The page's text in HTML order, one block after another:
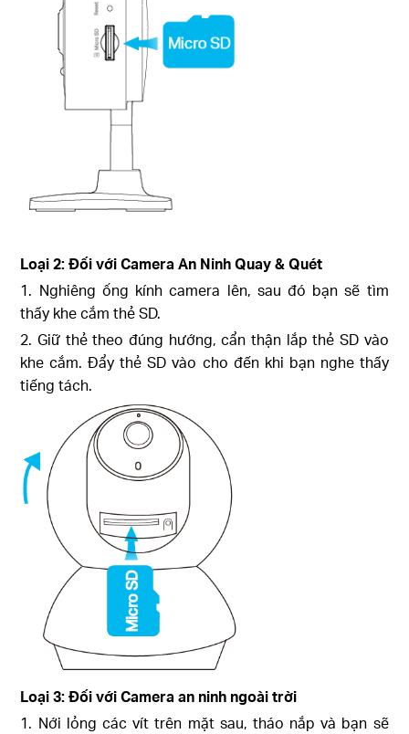
Loại 2: Đối với Camera An Ninh Quay & Quét
1. Nghiêng ống kính camera lên, sau đó bạn sẽ tìm
thấy khe cắm thẻ SD.
2. Giữ thẻ theo đúng hướng, cẩn thận lắp thẻ SD vào
khe cắm. Đẩy thẻ SD vào cho đến khi bạn nghe thấy
tiếng tách.
Loại 3: Đối với Camera an ninh ngoài trời
1. Nới lỏng các vít trên mặt sau, tháo nắp và bạn sẽ